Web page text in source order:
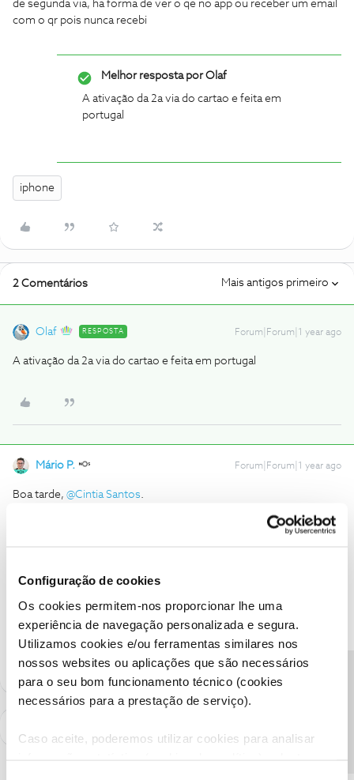
Configuração de cookies
Os cookies permitem-nos proporcionar lhe uma
experiência de navegação personalizada e segura.
Utilizamos cookies e/ou ferramentas similares nos
nossos websites ou aplicações que são necessários
para o seu bom funcionamento técnico (cookies
necessários para a prestação de serviço).
Caso aceite, poderemos utilizar cookies para analisar
de segunda via, ha forma de ver o qe no app ou receber um email
com o qr pois nunca recebi
Melhor resposta porOlaf
A ativação da 2a via do cartao e feita em
portugal
iphone
2 Comentários Mais antigos primeiro
Olaf RESPOSTA Forum|Forum|1 year ago
A ativação da 2a via do cartao e feita em portugal
Mário P. Forum|Forum|1 year ago
Boa tarde, ​ @Cintia Santos.
Obrigado,
Ajude a comunidade a encontrar informação relevante. Marque
como "Melhor Resposta" e faça "Like" nos melhores comentários.